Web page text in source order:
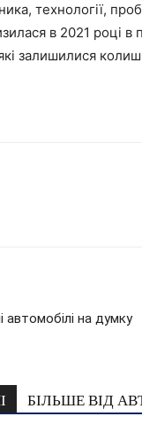
технології,
в 2021 році в
які залишилися
автомобілі на думку
БІЛЬШЕ ВІД